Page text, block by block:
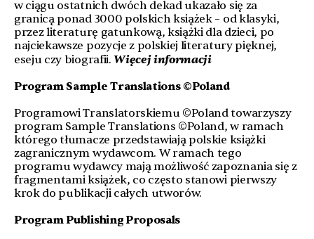
w ciągu ostatnich dwóch dekad ukazało się za
granicą ponad 3000 polskich książek – od klasyki,
przez literaturę gatunkową, książki dla dzieci, po
najciekawsze pozycje z polskiej literatury pięknej,
eseju czy biografii. Więcej informacji
Program Sample Translations ©Poland
Programowi Translatorskiemu ©Poland towarzyszy
program Sample Translations ©Poland, w ramach
którego tłumacze przedstawiają polskie książki
zagranicznym wydawcom. W ramach tego
programu wydawcy mają możliwość zapoznania się z
fragmentami książek, co często stanowi pierwszy
krok do publikacji całych utworów.
Program Publishing Proposals